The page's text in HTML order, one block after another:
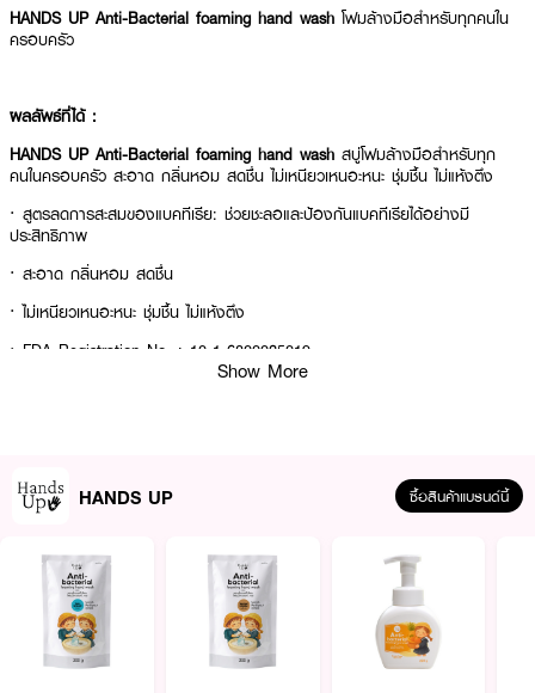
HANDS UP Anti-Bacterial foaming hand wash โฟมล้างมือสำหรับทุกคนใน
ครอบครัว
ผลลัพธ์ที่ได้ :
HANDS UP Anti-Bacterial foaming hand wash สบู่โฟมล้างมือสำหรับทุก
คนในครอบครัว สะอาด กลิ่นหอม สดชื่น ไม่เหนียวเหนอะหนะ ชุ่มชื้น ไม่แห้งตึง
· สูตรลดการสะสมของแบคทีเรีย: ช่วยชะลอและป้องกันแบคทีเรียได้อย่างมี
ประสิทธิภาพ
· สะอาด กลิ่นหอม สดชื่น
· ไม่เหนียวเหนอะหนะ ชุ่มชื้น ไม่แห้งตึง
· FDA Registration No. : 10-1-6800025019
มือและล้างออกด้วยน้ำสะอาด
Show More
HANDS UP ซื้อสินค้าแบรนด์นี้